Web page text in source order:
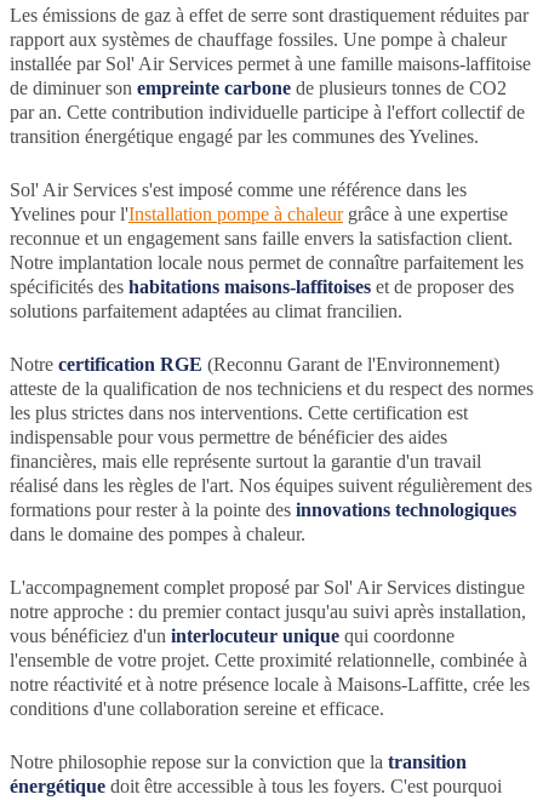
Les émissions de gaz à effet de serre sont drastiquement réduites par
rapport aux systèmes de chauffage fossiles. Une pompe à chaleur
installée par Sol' Air Services permet à une famille maisons-laffitoise
de diminuer son empreinte carbone de plusieurs tonnes de CO2
par an. Cette contribution individuelle participe à l'effort collectif de
transition énergétique engagé par les communes des Yvelines.
Sol' Air Services s'est imposé comme une référence dans les
Yvelines pour l'Installation pompe à chaleurgrâce à une expertise
reconnue et un engagement sans faille envers la satisfaction client.
Notre implantation locale nous permet de connaître parfaitement les
spécificités des habitations maisons-laffitoises et de proposer des
solutions parfaitement adaptées au climat francilien.
Notre certification RGE (Reconnu Garant de l'Environnement)
atteste de la qualification de nos techniciens et du respect des normes
les plus strictes dans nos interventions. Cette certification est
indispensable pour vous permettre de bénéficier des aides
financières, mais elle représente surtout la garantie d'un travail
réalisé dans les règles de l'art. Nos équipes suivent régulièrement des
formations pour rester à la pointe des innovations technologiques
dans le domaine des pompes à chaleur.
L'accompagnement complet proposé par Sol' Air Services distingue
notre approche : du premier contact jusqu'au suivi après installation,
vous bénéficiez d'un interlocuteur unique qui coordonne
l'ensemble de votre projet. Cette proximité relationnelle, combinée à
notre réactivité et à notre présence locale à Maisons-Laffitte, crée les
conditions d'une collaboration sereine et efficace.
Notre philosophie repose sur la conviction que la transition
énergétique doit être accessible à tous les foyers. C'est pourquoi